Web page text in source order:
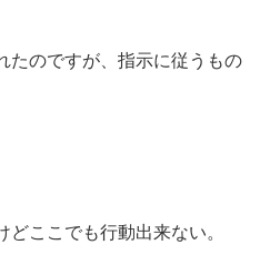
たのですが、指示に従うもの
ここでも行動出来ない。